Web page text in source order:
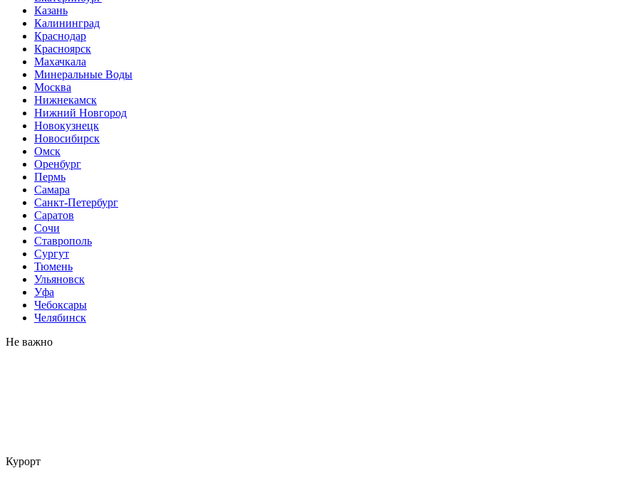
Казань
Калининград
Краснодар
Красноярск
Махачкала
Минеральные Воды
Москва
Нижнекамск
Нижний Новгород
Новокузнецк
Новосибирск
Омск
Оренбург
Пермь
Самара
Санкт-Петербург
Саратов
Сочи
Ставрополь
Сургут
Тюмень
Ульяновск
Уфа
Чебоксары
Челябинск
Не важно
Курорт